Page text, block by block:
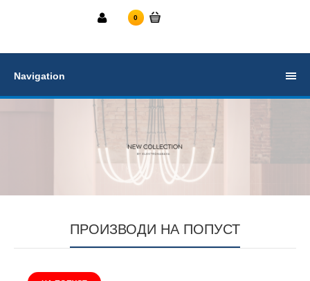
0
Navigation
ПРОИЗВОДИ НА ПОПУСТ